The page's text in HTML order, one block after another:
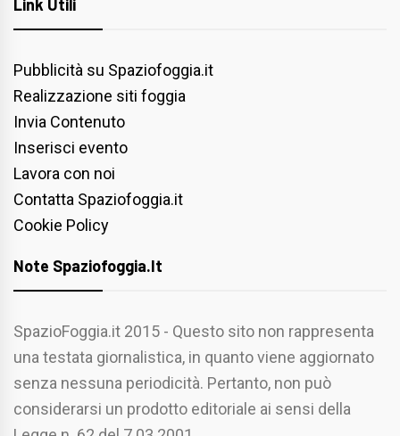
Link Utili
Pubblicità su Spaziofoggia.it
Realizzazione siti foggia
Invia Contenuto
Inserisci evento
Lavora con noi
Contatta Spaziofoggia.it
Cookie Policy
Note Spaziofoggia.it
SpazioFoggia.it 2015 - Questo sito non rappresenta
una testata giornalistica, in quanto viene aggiornato
senza nessuna periodicità. Pertanto, non può
considerarsi un prodotto editoriale ai sensi della